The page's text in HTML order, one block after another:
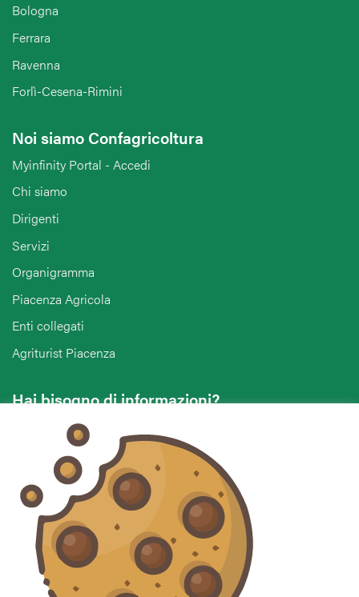
Bologna
Ferrara
Ravenna
Forlì-Cesena-Rimini
Noi siamo Confagricoltura
Myinfinity Portal - Accedi
Chi siamo
Dirigenti
Servizi
Organigramma
Piacenza Agricola
Enti collegati
Agriturist Piacenza
Hai bisogno di informazioni?
Vuoi contattarci per ricevere assistenza, lasciare un
commento o chiedere informazioni?
CONTATTACI
Seguici sui social